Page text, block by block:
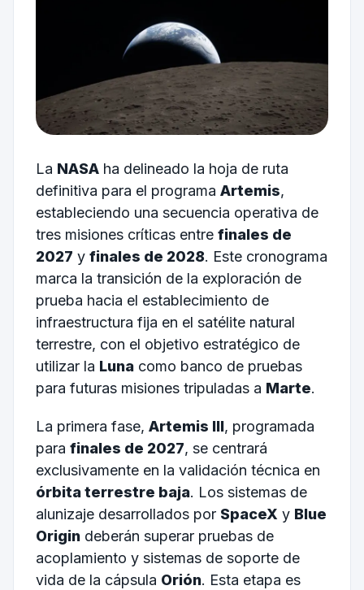
La NASAha delineado la hoja de ruta
definitiva para el programa Artemis,
estableciendo una secuencia operativa de
tres misiones críticas entre finales de
2027 y finales de 2028. Este cronograma
marca la transición de la exploración de
prueba hacia el establecimiento de
infraestructura fija en el satélite natural
terrestre, con el objetivo estratégico de
utilizar la Lunacomo banco de pruebas
para futuras misiones tripuladas a Marte.
La primera fase, Artemis III, programada
para finales de 2027, se centrará
exclusivamente en la validación técnica en
órbita terrestre baja. Los sistemas de
alunizaje desarrollados por SpaceX y Blue
Origindeberán superar pruebas de
acoplamiento y sistemas de soporte de
vida de la cápsula Orión. Esta etapa es